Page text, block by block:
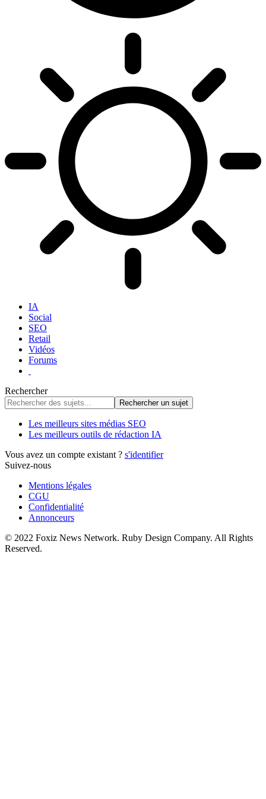
IA
Social
SEO
Retail
Vidéos
Forums
Rechercher
Les meilleurs sites médias SEO
Les meilleurs outils de rédaction IA
Vous avez un compte existant ? s'identifier
Suivez-nous
Mentions légales
CGU
Confidentialité
Annonceurs
© 2022 Foxiz News Network. Ruby Design Company. All Rights
Reserved.